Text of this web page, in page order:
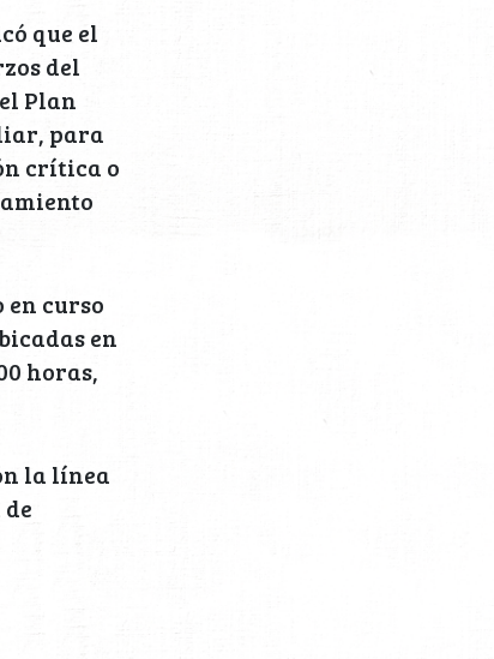
que el
del
Plan
para
crítica o
en curso
en
horas,
la línea